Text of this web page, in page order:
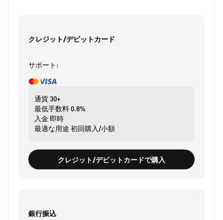
クレジット/デビットカード
サポート:
通貨30+
最低手数料0.8%
入金 即時
最適な用途 初回購入/小額
クレジット/デビットカードで購入
銀行振込